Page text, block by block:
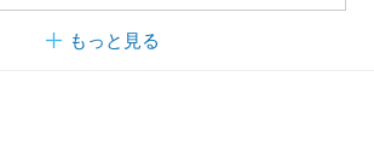
もっと見る